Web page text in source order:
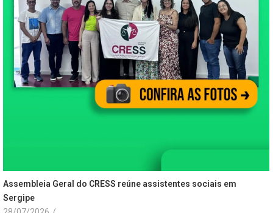
Assembleia Geral do CRESS reúne assistentes sociais em
Sergipe